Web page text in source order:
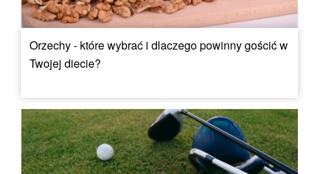
Orzechy - które wybrać i dlaczego powinny gościć w
Twojej diecie?